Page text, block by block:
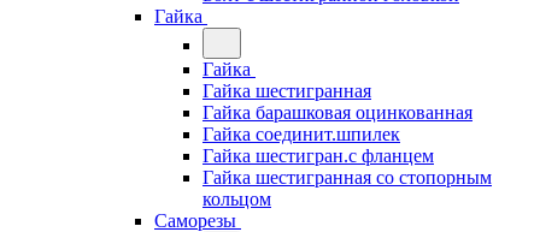
Гайка
Гайка
Гайка шестигранная
Гайка барашковая оцинкованная
Гайка соединит.шпилек
Гайка шестигран.с фланцем
Гайка шестигранная со стопорным
кольцом
Саморезы